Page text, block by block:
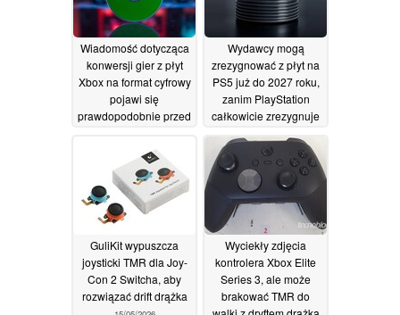
Wiadomość dotycząca
konwersji gier z płyt
Xbox na format cyfrowy
pojawi się
prawdopodobnie przed
oburzenie związane z
fizycznymi grami na
PS520/07/2026
Wydawcy mogą
zrezygnować z płyt na
PS5 już do 2027 roku,
zanim PlayStation
całkowicie zrezygnuje
fizycznej07/07/2026
GuliKit wypuszcza
joysticki TMR dla Joy-
Con 2 Switcha, aby
rozwiązać drift drążka
Wyciekły zdjęcia
kontrolera Xbox Elite
Series 3, ale może
brakować TMR do